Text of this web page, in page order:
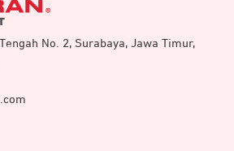
No. 2, Surabaya, Jawa Timur,